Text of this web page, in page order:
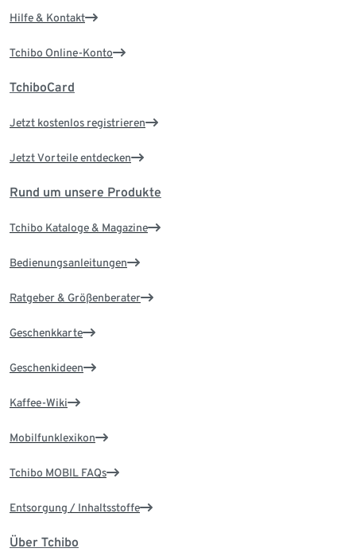
Hilfe & Kontakt
Tchibo Online-Konto
TchiboCard
Jetzt kostenlos registrieren
Jetzt Vorteile entdecken
Rund um unsere Produkte
Tchibo Kataloge & Magazine
Bedienungsanleitungen
Ratgeber & Größenberater
Geschenkkarte
Geschenkideen
Kaffee-Wiki
Mobilfunklexikon
Tchibo MOBIL FAQs
Entsorgung / Inhaltsstoffe
Über Tchibo